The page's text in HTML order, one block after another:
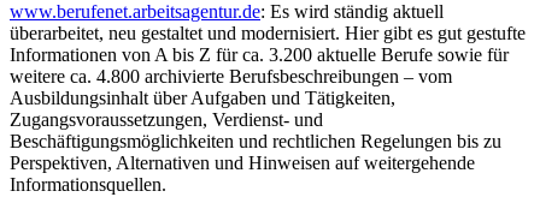
www.berufenet.arbeitsagentur.de: Es wird ständig aktuell
überarbeitet, neu gestaltet und modernisiert. Hier gibt es gut gestufte
Informationen von A bis Z für ca. 3.200 aktuelle Berufe sowie für
weitere ca. 4.800 archivierte Berufsbeschreibungen – vom
Ausbildungsinhalt über Aufgaben und Tätigkeiten,
Zugangsvoraussetzungen, Verdienst- und
Beschäftigungsmöglichkeiten und rechtlichen Regelungen bis zu
Perspektiven, Alternativen und Hinweisen auf weitergehende
Informationsquellen.